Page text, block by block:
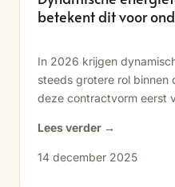
betekent dit voor
In 2026 krijgen
steeds grotere rol binnen
deze contractvorm eerst
Lees verder →
14 december 2025